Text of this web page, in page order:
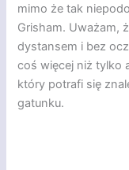
mimo że tak
Grisham. Uważam,
dystansem i bez
coś więcej niż tylko
który potrafi się
gatunku.